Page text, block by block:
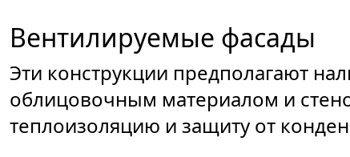
Вентилируемые фасады
Эти конструкции предполагают
облицовочным материалом и
теплоизоляцию и защиту от